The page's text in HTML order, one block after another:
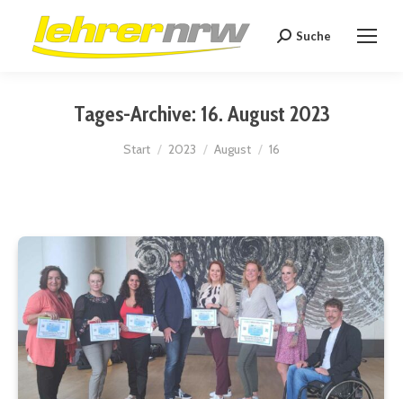
Search:
Suche
Tages-Archive: 16. August 2023
Sie befinden sich hier:
Start 2023 August 16